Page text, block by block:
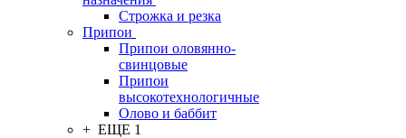
Строжка и резка
Припои
Припои оловянно-
свинцовые
Припои
высокотехнологичные
Олово и баббит
+ ЕЩЕ 1